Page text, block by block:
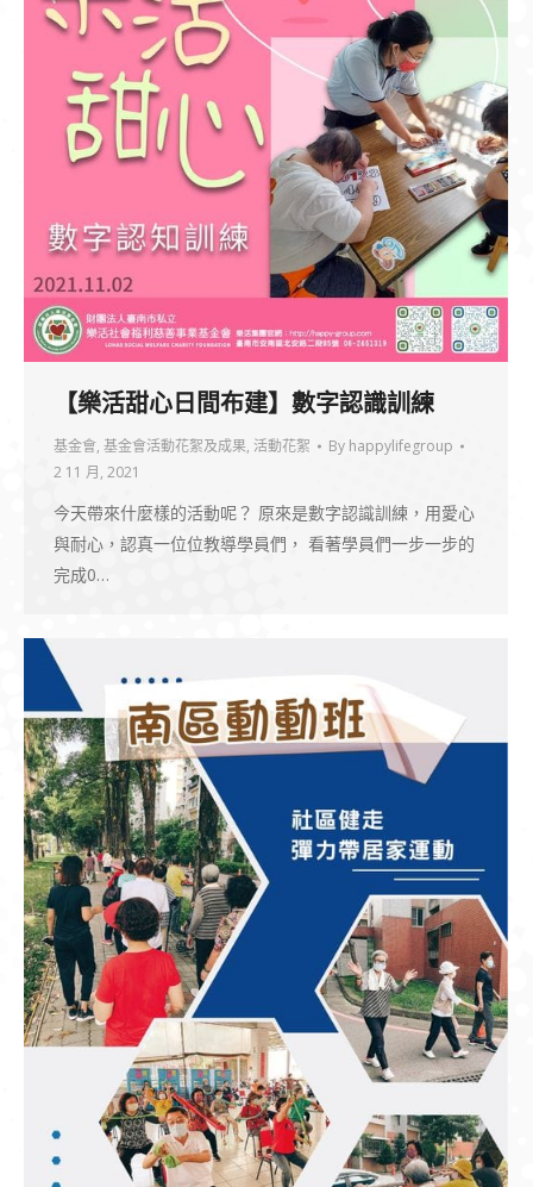
【樂活甜心日間布建】數字認識訓練
基金會, 基金會活動花絮及成果, 活動花絮 By happylifegroup
2 11 月, 2021
今天帶來什麼樣的活動呢？ 原來是數字認識訓練，用愛心
與耐心，認真一位位教導學員們， 看著學員們一步一步的
完成0…